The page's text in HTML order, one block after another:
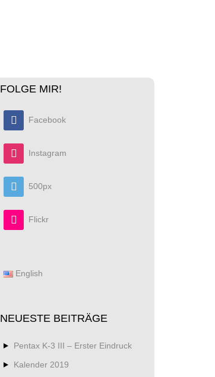
FOLGE MIR!
Facebook
Instagram
500px
Flickr
English
NEUESTE BEITRÄGE
Pentax K-3 III – Erster Eindruck
Kalender 2019